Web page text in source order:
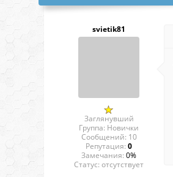
svietik81
Заглянувший
Группа: Новички
Сообщений: 10
Репутация: 0
Замечания: 0%
Статус: отсутствует